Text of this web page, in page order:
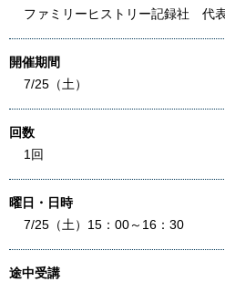
ファミリーヒストリー記録社 代
開催期間
7/25（土）
回数
1回
曜日・日時
7/25（土）15：00～16：30
途中受講